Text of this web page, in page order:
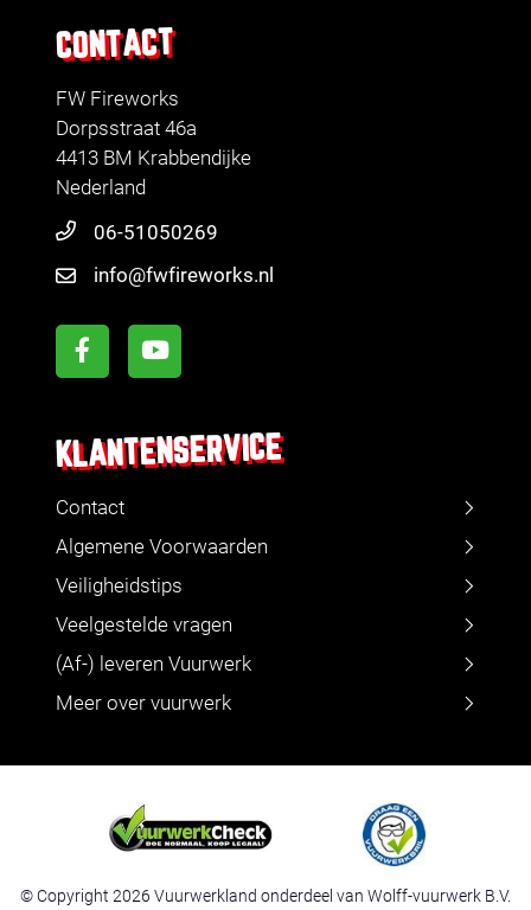
CONTACT
FW Fireworks
Dorpsstraat 46a
4413 BM Krabbendijke
Nederland
06-51050269
info@fwfireworks.nl
KLANTENSERVICE
Contact
Algemene Voorwaarden
Veiligheidstips
Veelgestelde vragen
(Af-) leveren Vuurwerk
Meer over vuurwerk
© Copyright 2026 Vuurwerkland onderdeel van Wolff-vuurwerk B.V.